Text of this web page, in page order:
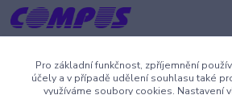
(Po-Pá, 10-12 / 14-17 hod.)
Pro základní funkčnost, zpříjemnění
účely a v případě udělení souhlasu také
využíváme soubory cookies. Nastavení